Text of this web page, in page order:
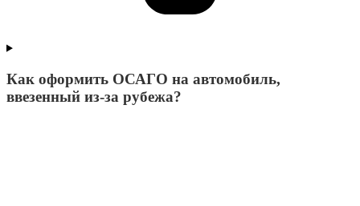
Как оформить ОСАГО на автомобиль,
ввезенный из-за рубежа?